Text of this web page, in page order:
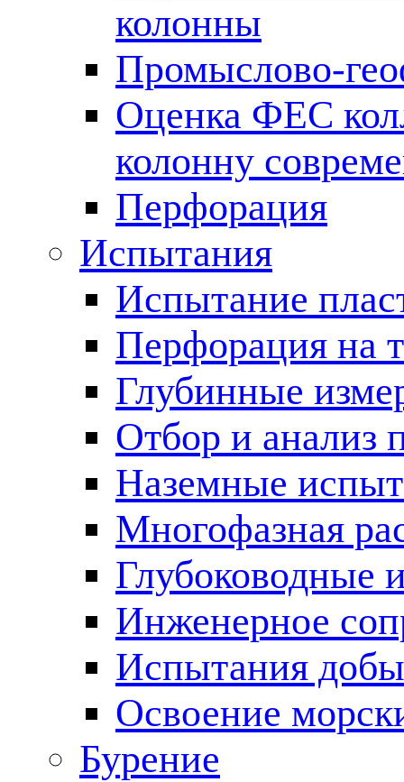
колонны
Промыслово-
Оценка ФЕС
колонну
Перфорация
Испытания
Испытание
Перфорация на
Глубинные
Отбор и анализ
Наземные
Многофазная
Глубоководные
Инженерное
Испытания
Освоение
Бурение